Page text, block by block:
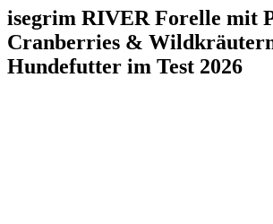
isegrim RIVER Forelle mit
Cranberries &
Hundefutter im Test 2026